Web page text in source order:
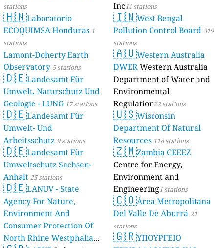
stations
🇭🇳Laboratorio
ECOQUIMSA Honduras 1
stations
Lamont-Doherty Earth
Observatory 5 stations
🇩🇪Landesamt Für
Umwelt, Naturschutz Und
Geologie - LUNG 17 stations
🇩🇪Landesamt Für
Umwelt- Und
Arbeitsschutz 9 stations
🇩🇪Landesamt Für
Umweltschutz Sachsen-
Anhalt 25 stations
🇩🇪LANUV - State
Agency For Nature,
Environment And
Consumer Protection Of
North Rhine Westphalia
Inc11 stations
🇮🇳West Bengal
Pollution Control Board 319
stations
🇦🇺Western Australia
DWERWestern Australia
Department of Water and
Environmental
Regulation22 stations
🇺🇸Wisconsin
Department Of Natural
Resources 118 stations
🇿🇲Zambia CEEEZ
Centre for Energy,
Environment and
Engineering1 stations
🇨🇴Área Metropolitana
Del Valle De Aburrá 21
stations
🇬🇷ΥΠΟΥΡΓΕΙΟ